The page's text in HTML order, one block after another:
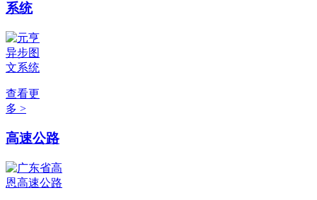
系统
查看更
多 >
高速公路